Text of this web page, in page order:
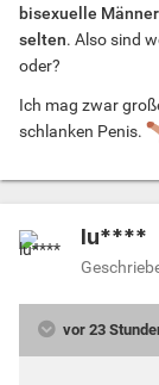
bisexuelle
selten. Also sind
oder?
Ich mag zwar
schlanken Penis.
lu****
vor 23